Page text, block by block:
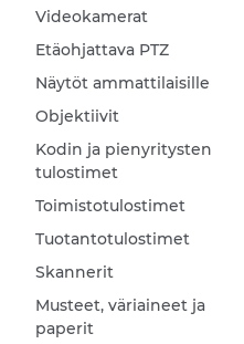
Videokamerat
Etäohjattava PTZ
Näytöt ammattilaisille
Objektiivit
Kodin ja pienyritysten
tulostimet
Toimistotulostimet
Tuotantotulostimet
Skannerit
Musteet, väriaineet ja
paperit